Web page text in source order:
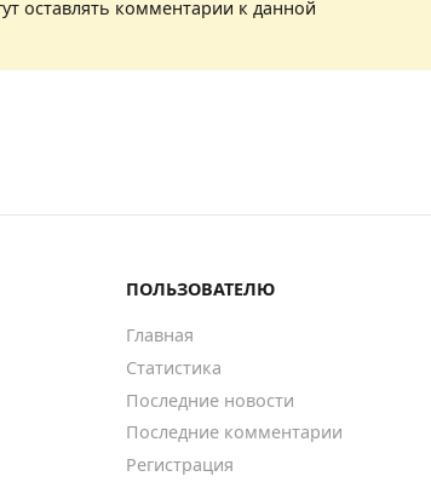
оставлять комментарии к данной
ПОЛЬЗОВАТЕЛЮ
Главная
Статистика
Последние новости
Последние комментарии
Регистрация